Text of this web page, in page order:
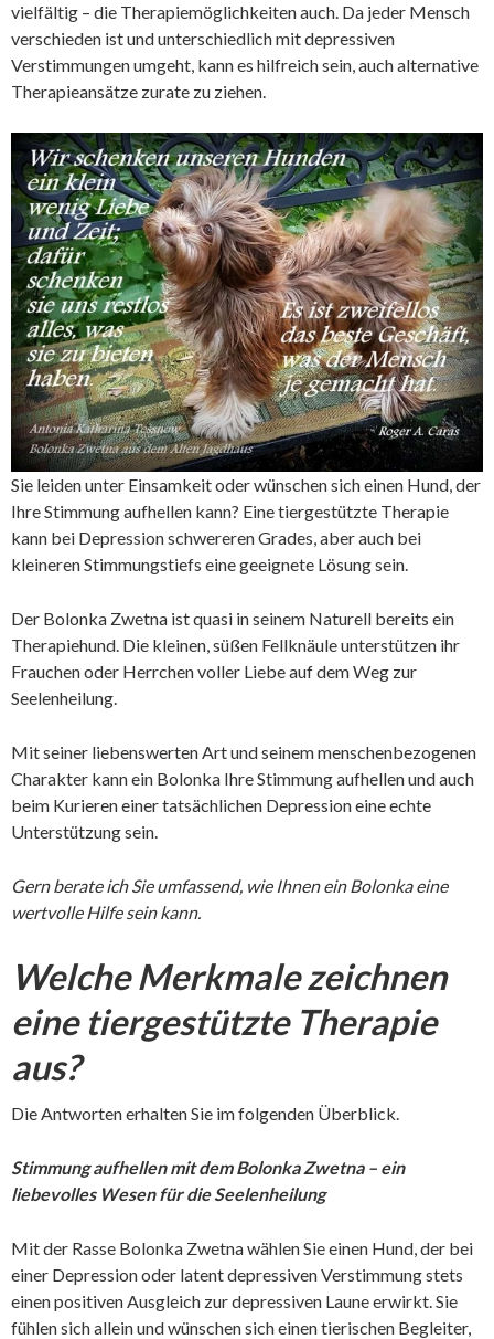
vielfältig – die Therapiemöglichkeiten auch. Da jeder Mensch
verschieden ist und unterschiedlich mit depressiven
Verstimmungen umgeht, kann es hilfreich sein, auch alternative
Therapieansätze zurate zu ziehen.
Sie leiden unter Einsamkeit oder wünschen sich einen Hund, der
Ihre Stimmung aufhellen kann? Eine tiergestützte Therapie
kann bei Depression schwereren Grades, aber auch bei
kleineren Stimmungstiefs eine geeignete Lösung sein.
Der Bolonka Zwetna ist quasi in seinem Naturell bereits ein
Therapiehund. Die kleinen, süßen Fellknäule unterstützen ihr
Frauchen oder Herrchen voller Liebe auf dem Weg zur
Seelenheilung.
Mit seiner liebenswerten Art und seinem menschenbezogenen
Charakter kann ein Bolonka Ihre Stimmung aufhellen und auch
beim Kurieren einer tatsächlichen Depression eine echte
Unterstützung sein.
Gern berate ich Sie umfassend, wie Ihnen ein Bolonka eine
wertvolle Hilfe sein kann.
Welche Merkmale zeichnen
eine tiergestützte Therapie
aus?
Die Antworten erhalten Sie im folgenden Überblick.
Stimmung aufhellen mit dem Bolonka Zwetna – ein
liebevolles Wesen für die Seelenheilung
Mit der Rasse Bolonka Zwetna wählen Sie einen Hund, der bei
einer Depression oder latent depressiven Verstimmung stets
einen positiven Ausgleich zur depressiven Laune erwirkt. Sie
fühlen sich allein und wünschen sich einen tierischen Begleiter,